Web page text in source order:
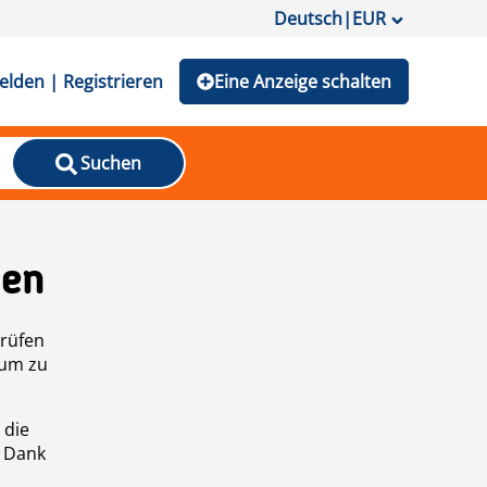
Deutsch|EUR
| Registrieren Eine Anzeige schalten
Suchen
zu
die